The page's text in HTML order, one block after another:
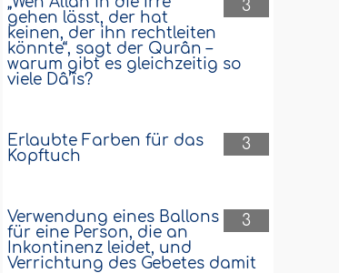
3
gehen lässt, der hat
keinen, der ihn rechtleiten
könnte“, sagt der Qurân –
warum gibt es gleichzeitig so
viele Dâ’îs?
3
Erlaubte Farben für das
Kopftuch
3
Verwendung eines Ballons
für eine Person, die an
Inkontinenz leidet, und
Verrichtung des Gebetes damit